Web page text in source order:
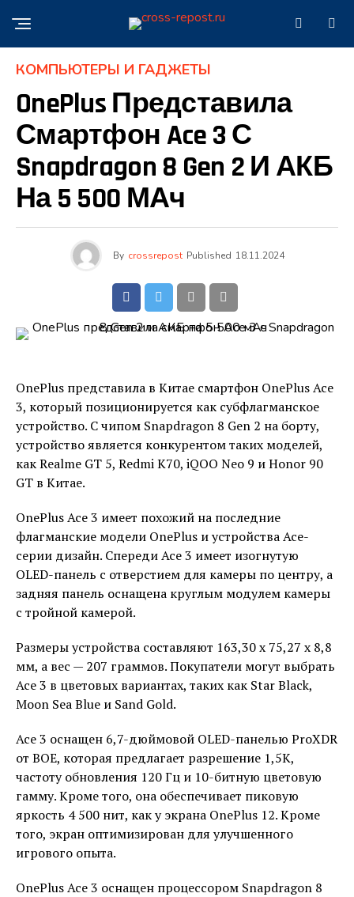
КОМПЬЮТЕРЫ И ГАДЖЕТЫ
OnePlus Представила
Смартфон Ace 3 С
Snapdragon 8 Gen 2 И АКБ
На 5 500 МАч
By crossrepost Published 18.11.2024
OnePlus представила в Китае смартфон OnePlus Ace
3, который позиционируется как субфлагманское
устройство. С чипом Snapdragon 8 Gen 2 на борту,
устройство является конкурентом таких моделей,
как Realme GT 5, Redmi K70, iQOO Neo 9 и Honor 90
GT в Китае.
OnePlus Ace 3 имеет похожий на последние
флагманские модели OnePlus и устройства Ace-
серии дизайн. Спереди Ace 3 имеет изогнутую
OLED-панель с отверстием для камеры по центру, а
задняя панель оснащена круглым модулем камеры
с тройной камерой.
Размеры устройства составляют 163,30 х 75,27 х 8,8
мм, а вес — 207 граммов. Покупатели могут выбрать
Ace 3 в цветовых вариантах, таких как Star Black,
Moon Sea Blue и Sand Gold.
Ace 3 оснащен 6,7-дюймовой OLED-панелью ProXDR
от BOE, которая предлагает разрешение 1,5K,
частоту обновления 120 Гц и 10-битную цветовую
гамму. Кроме того, она обеспечивает пиковую
яркость 4 500 нит, как у экрана OnePlus 12. Кроме
того, экран оптимизирован для улучшенного
игрового опыта.
OnePlus Ace 3 оснащен процессором Snapdragon 8